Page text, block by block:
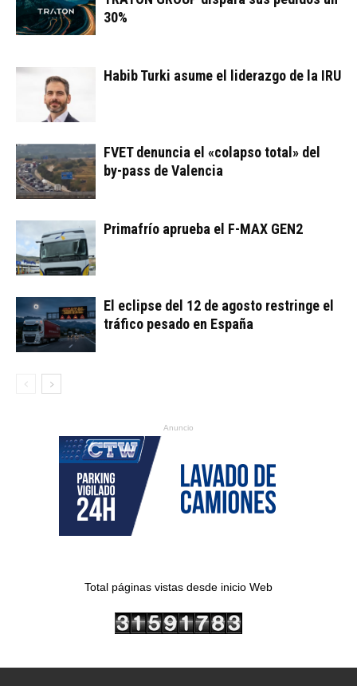
30%
Habib Turki asume el liderazgo de la IRU
FVET denuncia el «colapso total» del
by-pass de Valencia
Primafrío aprueba el F-MAX GEN2
El eclipse del 12 de agosto restringe el
tráfico pesado en España
Anuncio
Total páginas vistas desde inicio Web